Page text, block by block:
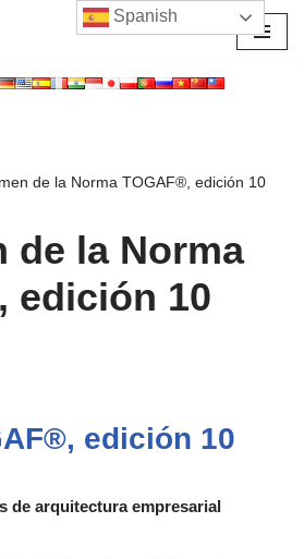
de la Norma TOGAF®, edición 10
de la Norma
edición 10
edición 10
de arquitectura empresarial
Spanish